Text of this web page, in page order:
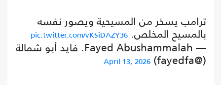
ترامب يسخر من المسيحية ويصور نفسه
بالمسيح المخلص. pic.twitter.com/vKSiDAZY36
— Fayed Abushammalah. فايد أبو شمالة
(@fayedfa)
April 13, 2026